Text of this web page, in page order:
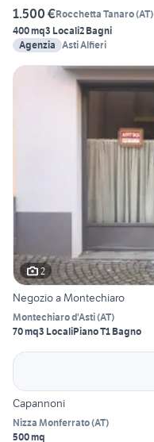
1.500 €Rocchetta Tanaro(AT)
400 mq3 Locali2 Bagni
Agenzia Asti Alfieri
2
Negozio a Montechiaro
Montechiaro d'Asti(AT)
70 mq3 LocaliPiano T1 Bagno
Capannoni
Nizza Monferrato(AT)
500 mq